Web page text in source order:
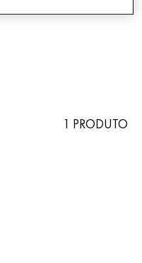
1 PRODUTO